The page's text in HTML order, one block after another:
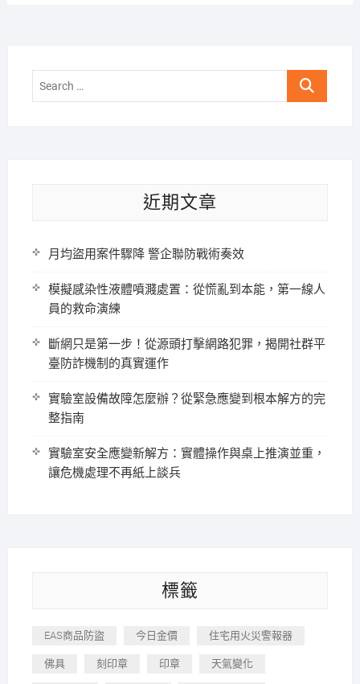
Search
近期文章
月均盜用案件驟降 警企聯防戰術奏效
模擬感染性液體噴濺處置：從慌亂到本能，第一線人
員的救命演練
斷網只是第一步！從源頭打擊網路犯罪，揭開社群平
臺防詐機制的真實運作
實驗室設備故障怎麼辦？從緊急應變到根本解方的完
整指南
實驗室安全應變新解方：實體操作與桌上推演並重，
讓危機處理不再紙上談兵
標籤
EAS商品防盜 今日金價 住宅用火災警報器
佛具 刻印章 印章 天氣變化